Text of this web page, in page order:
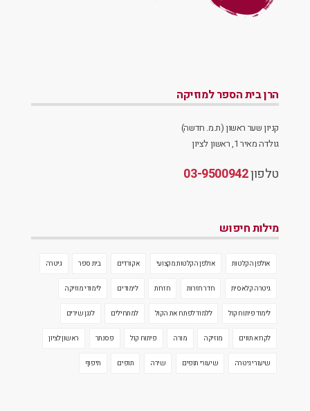
הרן בית הספר למוזיקה
קניון שער ראשון (ת.מ. חדשה)
גולדה מאיר 1, ראשון לציון
טלפון03-9500942
מילות חיפוש
אולפן הקלטות אולפן הקלטות מקצועי אקורדים בית ספר גיטרה
גיטרה קלאסית חדר חזרות חזרות לימודים לימודי מוזיקה
לימוד פיתוח קול ללמוד לפתח את הקול למתחילים לנגן שירים
לקרוא תווים מוזיקה מורה פיתוח קול פסנתר ראשון לציון
שיעורי גיטרה שיעורי תופים שירה תופים תיפוף